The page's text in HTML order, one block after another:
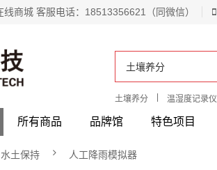
商城 客服电话：18513356621（同微信）
土壤养分 温湿度记录仪
所有商品 品牌馆 特色项目
水土保持 人工降雨模拟器